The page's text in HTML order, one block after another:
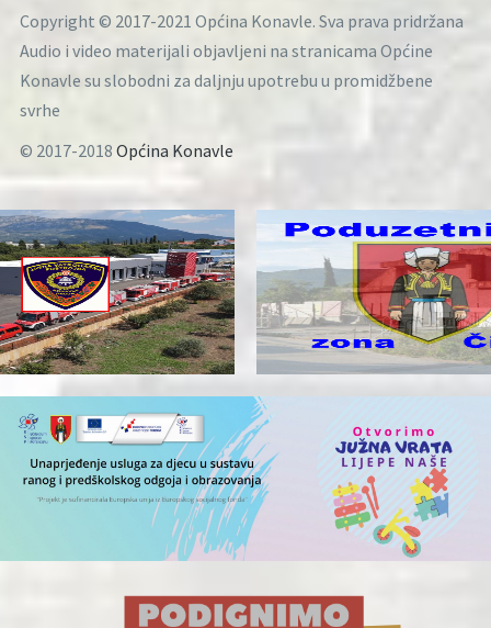
Copyright © 2017-2021 Općina Konavle. Sva prava pridržana
Audio i video materijali objavljeni na stranicama Općine
Konavle su slobodni za daljnju upotrebu u promidžbene
svrhe
© 2017-2018 Općina Konavle